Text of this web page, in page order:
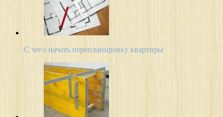
С чего начать перепланировку квартиры